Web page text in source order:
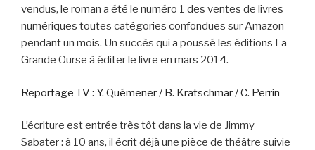
vendus, le roman a été le numéro 1 des ventes de livres
numériques toutes catégories confondues sur Amazon
pendant un mois. Un succès qui a poussé les éditions La
Grande Ourse à éditer le livre en mars 2014.
Reportage TV : Y. Quémener / B. Kratschmar / C. Perrin
L’écriture est entrée très tôt dans la vie de Jimmy
Sabater : à 10 ans, il écrit déjà une pièce de théâtre suivie